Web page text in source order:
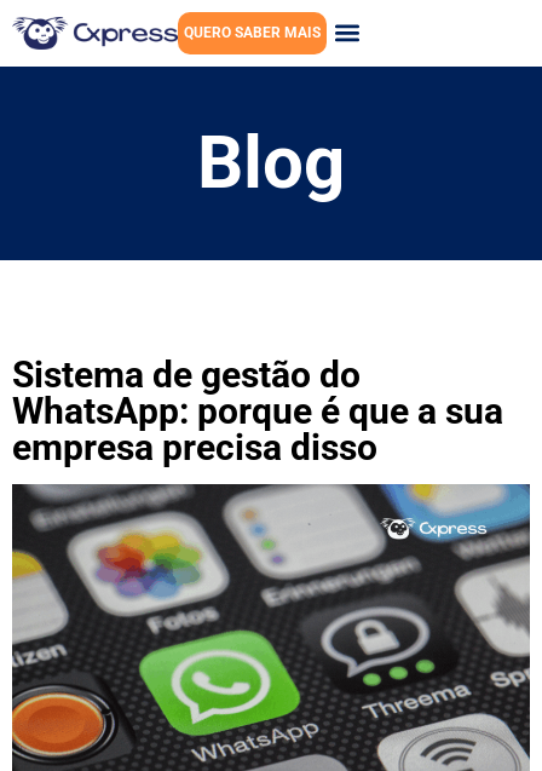
QUERO SABER MAIS
Blog
Sistema de gestão do
WhatsApp: porque é que a sua
empresa precisa disso